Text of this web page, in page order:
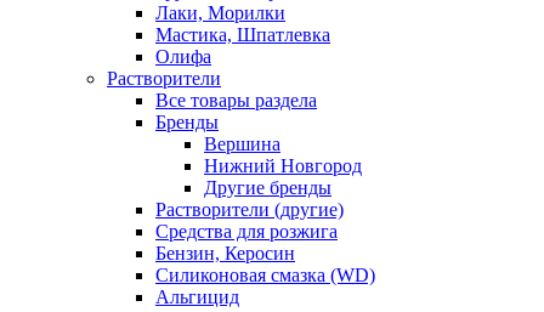
Лаки, Морилки
Мастика, Шпатлевка
Олифа
Растворители
Все товары раздела
Бренды
Вершина
Нижний Новгород
Другие бренды
Растворители (другие)
Средства для розжига
Бензин, Керосин
Силиконовая смазка (WD)
Альгицид